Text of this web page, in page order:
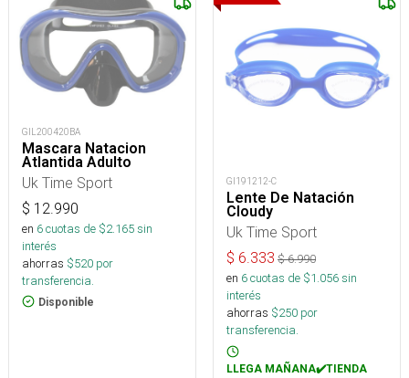
GIL200420BA
Mascara Natacion
Atlantida Adulto
Uk Time Sport
$ 12.990
en 6cuotas de $2.165sin
interés
ahorras $520 por
transferencia.
Disponible
GI191212-C
Lente De Natación
Cloudy
Uk Time Sport
$ 6.333 $6.990
en 6cuotas de $1.056sin
interés
ahorras $250 por
transferencia.
LLEGA MAÑANA✔️TIENDA